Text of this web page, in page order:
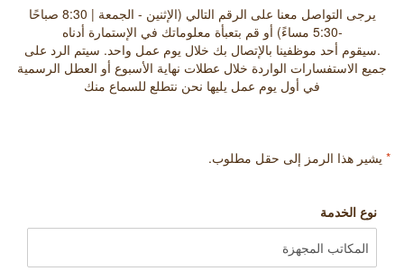
يرجى التواصل معنا على الرقم التالي (الإثنين - الجمعة | 8:30 صباحًا
-5:30 مساءً) أو قم بتعبأة معلوماتك في الإستمارة أدناه
.سيقوم أحد موظفينا بالإتصال بك خلال يوم عمل واحد. سيتم الرد على
جميع الاستفسارات الواردة خلال عطلات نهاية الأسبوع أو العطل الرسمية
في أول يوم عمل يليها نحن نتطلع للسماع منك
* يشير هذا الرمز إلى حقل مطلوب.
نوع الخدمة